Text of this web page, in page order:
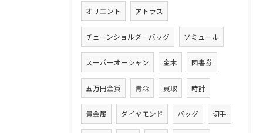
オリエント アトラス
チェーンショルダーバッグ ソミュール
スーパーオーシャン 金木 図書券
五万円金貨 青森 買取 時計
貴金属 ダイヤモンド バッグ 切手